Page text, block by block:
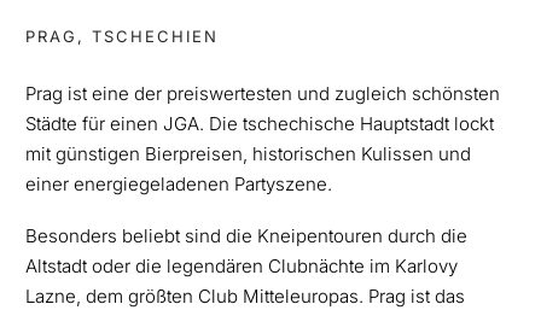
PRAG, TSCHECHIEN
Prag ist eine der preiswertesten und zugleich schönsten
Städte für einen JGA. Die tschechische Hauptstadt lockt
mit günstigen Bierpreisen, historischen Kulissen und
einer energiegeladenen Partyszene.
Besonders beliebt sind die Kneipentouren durch die
Altstadt oder die legendären Clubnächte im Karlovy
Lazne, dem größten Club Mitteleuropas. Prag ist das